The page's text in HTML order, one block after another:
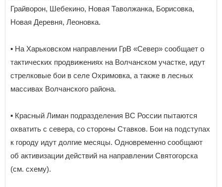
Грайворон, Шебекино, Новая Таволжанка, Борисовка,
Новая Деревня, Леоновка.
▪️ На Харьковском направлении ГрВ «Север» сообщает о
тактических продвижениях на Волчанском участке, идут
стрелковые бои в селе Охримовка, а также в лесных
массивах Волчанского района.
▪️ Красный Лиман подразделения ВС России пытаются
охватить с севера, со стороны Ставков. Бои на подступах
к городу идут долгие месяцы. Одновременно сообщают
об активизации действий на направлении Святогорска
(см. схему).